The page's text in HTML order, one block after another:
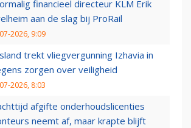
financieel directeur KLM Erik
aan de slag bij ProRail
2026, 9:09
trekt vliegvergunning Izhavia in
zorgen over veiligheid
2026, 8:03
afgifte onderhoudslicenties
neemt af, maar krapte blijft